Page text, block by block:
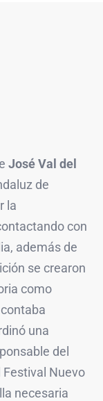
José Val del
de
la
con
además de
se crearon
como
una
del
Festival Nuevo
necesaria